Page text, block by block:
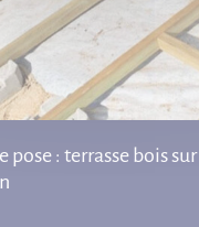
pose : terrasse bois sur